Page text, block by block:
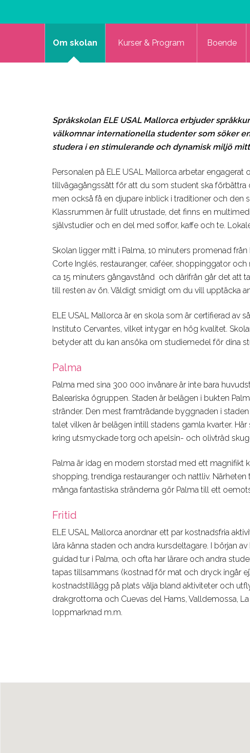
Om skolan Kurser & Program Boende
Språkskolan ELE USAL Mallorca erbjuder
välkomnar internationella studenter som söker
studera i en stimulerande och dynamisk miljö
Personalen på ELE USAL Mallorca arbetar
tillvägagångssätt för att du som student ska förbättra
men också få en djupare inblick i traditioner och den
Klassrummen är fullt utrustade, det finns en
självstudier och en del med soffor, kaffe och te.
Skolan ligger mitt i Palma, 10 minuters promenad
Corte Inglés, restauranger, caféer, shoppinggator
ca 15 minuters gångavstånd och därifrån går det att
till resten av ön. Väldigt smidigt om du vill upptäcka
ELE USAL Mallorca är en skola som är certifierad av
Instituto Cervantes, vilket intygar en hög kvalitet.
betyder att du kan ansöka om studiemedel för dina
Palma
Palma med sina 300 000 invånare är inte bara
Baleariska ögruppen. Staden är belägen i bukten
stränder. Den mest framträdande byggnaden i
talet vilken är belägen intill stadens gamla kvarter.
kring utsmyckade torg och apelsin- och olivträd
Palma är idag en modern storstad med ett magnifikt
shopping, trendiga restauranger och nattliv.
många fantastiska stränderna gör Palma till ett
Fritid
ELE USAL Mallorca anordnar ett par kostnadsfria
lära känna staden och andra kursdeltagare. I början
guidad tur i Palma, och ofta har lärare och andra
tapas tillsammans (kostnad för mat och dryck ingår
kostnadstillägg på plats välja bland aktiviteter och
drakgrottorna och Cuevas del Hams, Valldemossa,
loppmarknad m.m.